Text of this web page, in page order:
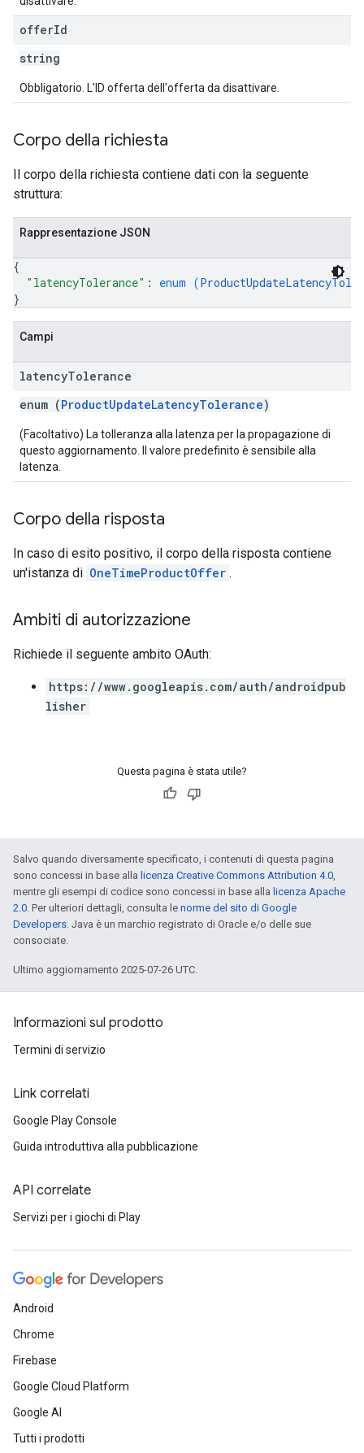
offerId
string
Obbligatorio. L'ID offerta dell'offerta da disattivare.
Corpo della richiesta
Il corpo della richiesta contiene dati con la seguente
struttura:
Rappresentazione JSON
{
"latencyTolerance" : enum (
}
Campi
latencyTolerance
enum (ProductUpdateLatencyTolerance)
(Facoltativo) La tolleranza alla latenza per la propagazione di
questo aggiornamento. Il valore predefinito è sensibile alla
latenza.
Corpo della risposta
In caso di esito positivo, il corpo della risposta contiene
un'istanza di OneTimeProductOffer .
Ambiti di autorizzazione
Richiede il seguente ambito OAuth:
https://www.googleapis.com/auth/androidpub
lisher
Questa pagina è stata utile?
Salvo quando diversamente specificato, i contenuti di questa pagina
sono concessi in base alla licenza Creative Commons Attribution 4.0,
mentre gli esempi di codice sono concessi in base alla licenza Apache
2.0. Per ulteriori dettagli, consulta le norme del sito di Google
Developers. Java è un marchio registrato di Oracle e/o delle sue
consociate.
Ultimo aggiornamento 2025-07-26 UTC.
Informazioni sul prodotto
Termini di servizio
Link correlati
Google Play Console
Guida introduttiva alla pubblicazione
API correlate
Servizi per i giochi di Play
Android
Chrome
Firebase
Google Cloud Platform
Google AI
Tutti i prodotti